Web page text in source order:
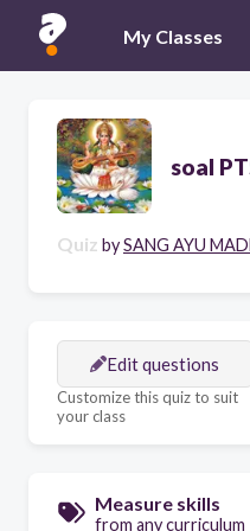
My Classes
soal
Quiz bySANG AYU
Edit questions
Customize this quiz to suit
your class
Measure skills
from any curriculum